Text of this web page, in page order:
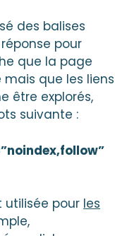
des balises
pour
que la page
que les liens
être explorés,
suivante :
pour les